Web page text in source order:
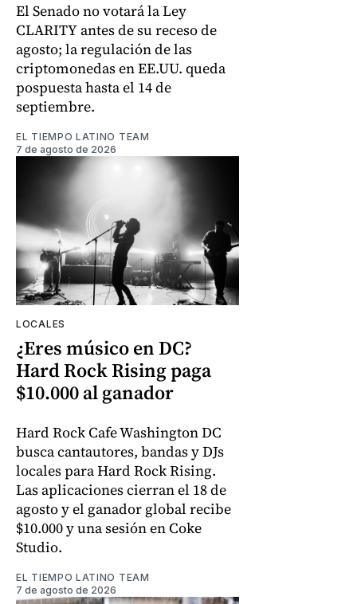
El Senado no votará la Ley
CLARITY antes de su receso de
agosto; la regulación de las
criptomonedas en EE.UU. queda
pospuesta hasta el 14 de
septiembre.
EL TIEMPO LATINO TEAM
7 de agosto de 2026
LOCALES
¿Eres músico en DC?
Hard Rock Rising paga
$10.000 al ganador
Hard Rock Cafe Washington DC
busca cantautores, bandas y DJs
locales para Hard Rock Rising.
Las aplicaciones cierran el 18 de
agosto y el ganador global recibe
$10.000 y una sesión en Coke
Studio.
EL TIEMPO LATINO TEAM
7 de agosto de 2026